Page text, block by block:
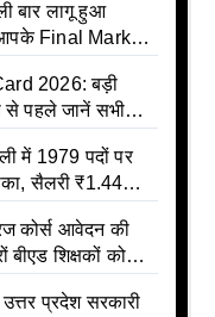
बार लागू हुआ
Final Marks
2026: बड़ी
से पहले जानें सभी
में 1979 पदों पर
सैलरी ₹1.44
कोर्स आवेदन की
बीएड शिक्षकों को
प्रदेश सरकारी